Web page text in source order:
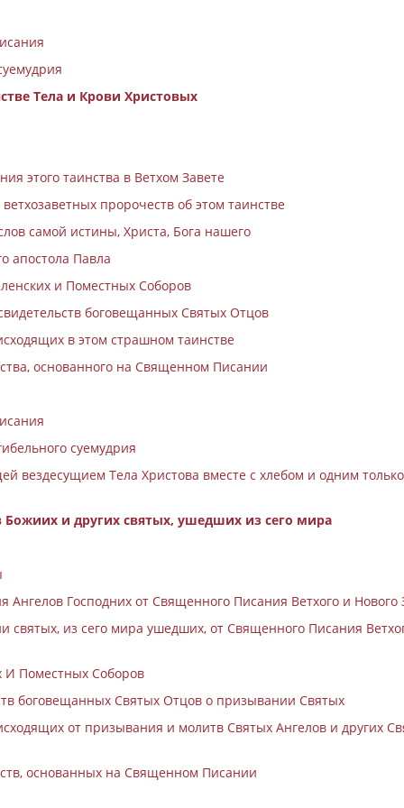
Тела и Крови Христовых
этого таинства в Ветхом Завете
пророчеств об этом таинстве
самой истины, Христа, Бога нашего
апостола Павла
и Поместных Соборов
боговещанных Святых Отцов
в этом страшном таинстве
основанного на Священном Писании
суемудрия
вездесущием Тела Христова вместе с хлебом и одним только
и других святых, ушедших из сего мира
Господних от Священного Писания Ветхого и Нового
святых, из сего мира ушедших, от Священного Писания
И Поместных Соборов
боговещанных Святых Отцов о призывании Святых
от призывания и молитв Святых Ангелов и других
основанных на Священном Писании